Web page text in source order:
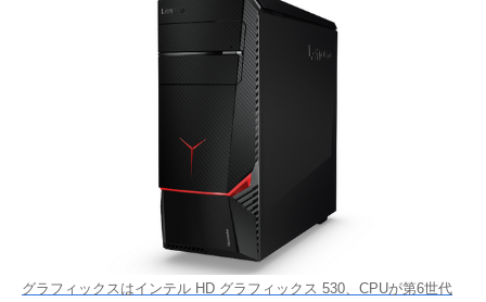
グラフィックスはインテル HD グラフィックス 530、CPUが第6世代